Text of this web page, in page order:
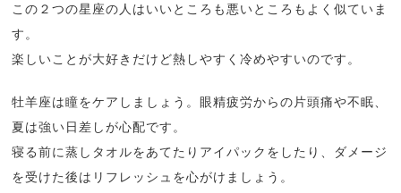
この２つの星座の人はいいところも悪いところもよく似ていま
す。
楽しいことが大好きだけど熱しやすく冷めやすいのです。
牡羊座は瞳をケアしましょう。眼精疲労からの片頭痛や不眠、
夏は強い日差しが心配です。
寝る前に蒸しタオルをあてたりアイパックをしたり、ダメージ
を受けた後はリフレッシュを心がけましょう。